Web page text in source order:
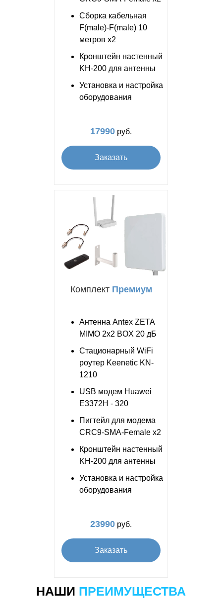
Сборка кабельная
F(male)-F(male) 10
метров x2
Кронштейн настенный
KH-200 для антенны
Установка и настройка
оборудования
17990 руб.
Заказать
Комплект Премиум
Антенна Antex ZETA
MIMO 2x2 BOX 20 дБ
Стационарный WiFi
роутер Keenetic KN-
1210
USB модем Huawei
E3372H - 320
Пигтейл для модема
CRC9-SMA-Female x2
Кронштейн настенный
KH-200 для антенны
Установка и настройка
оборудования
23990 руб.
Заказать
НАШИ ПРЕИМУЩЕСТВА